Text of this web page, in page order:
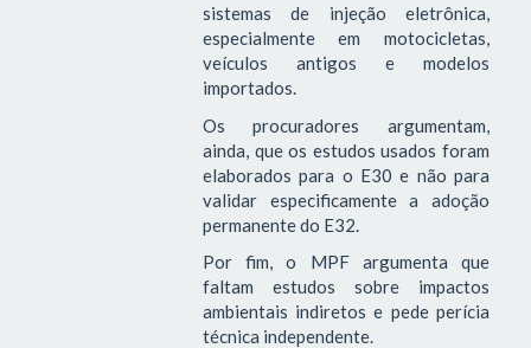
sistemas de injeção eletrônica,
especialmente em motocicletas,
veículos antigos e modelos
importados.
Os procuradores argumentam,
ainda, que os estudos usados foram
elaborados para o E30 e não para
validar especificamente a adoção
permanente do E32.
Por fim, o MPF argumenta que
faltam estudos sobre impactos
ambientais indiretos e pede perícia
técnica independente.